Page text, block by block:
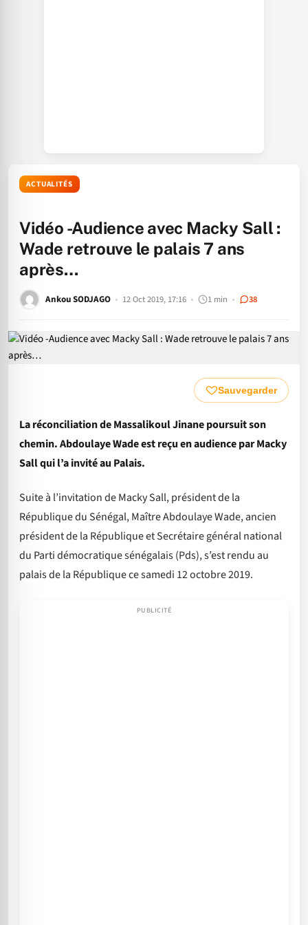
ACTUALITÉS
Vidéo -Audience avec Macky Sall :
Wade retrouve le palais 7 ans
après…
Ankou SODJAGO 12 Oct 2019, 17:16 1 min 38
Sauvegarder
La réconciliation de Massalikoul Jinane poursuit son
chemin. Abdoulaye Wade est reçu en audience par Macky
Sall qui l’a invité au Palais.
Suite à l’invitation de Macky Sall, président de la
République du Sénégal, Maître Abdoulaye Wade, ancien
président de la République et Secrétaire général national
du Parti démocratique sénégalais (Pds), s’est rendu au
palais de la République ce samedi 12 octobre 2019.